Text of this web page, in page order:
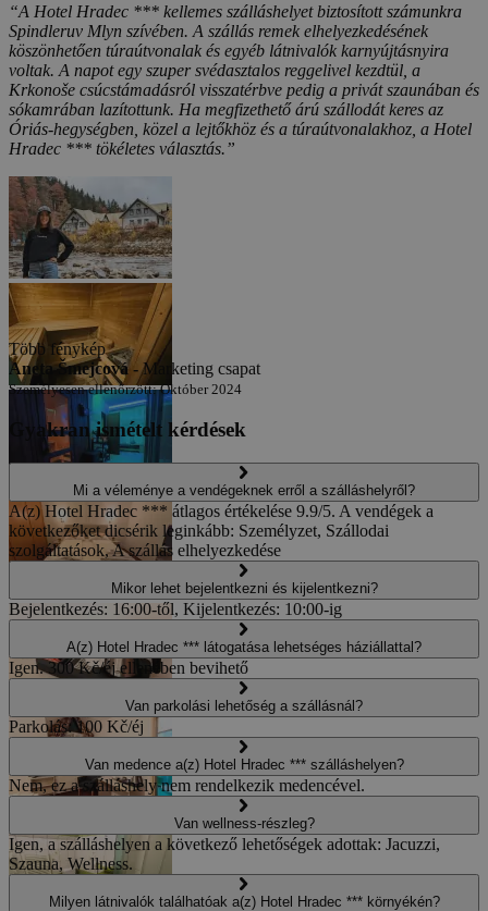
“A Hotel Hradec *** kellemes szálláshelyet biztosított számunkra
Spindleruv Mlyn szívében. A szállás remek elhelyezkedésének
köszönhetően túraútvonalak és egyéb látnivalók karnyújtásnyira
voltak. A napot egy szuper svédasztalos reggelivel kezdtül, a
Krkonoše csúcstámadásról visszatérbve pedig a privát szaunában és
sókamrában lazítottunk. Ha megfizethető árú szállodát keres az
Óriás-hegységben, közel a lejtőkhöz és a túraútvonalakhoz, a Hotel
Hradec *** tökéletes választás.”
Több fénykép
Aneta Šmejcová -Marketing csapat
Személyesen ellenőrzött: Október 2024
Gyakran ismételt kérdések
Mi a véleménye a vendégeknek erről a szálláshelyről?
A(z) Hotel Hradec *** átlagos értékelése 9.9/5. A vendégek a
következőket dicsérik leginkább: Személyzet, Szállodai
szolgáltatások, A szállás elhelyezkedése
Mikor lehet bejelentkezni és kijelentkezni?
Bejelentkezés: 16:00-től, Kijelentkezés: 10:00-ig
A(z) Hotel Hradec *** látogatása lehetséges háziállattal?
Igen. 300 Kč/éj ellenében bevihető
Van parkolási lehetőség a szállásnál?
Parkolás: 100 Kč/éj
Van medence a(z) Hotel Hradec *** szálláshelyen?
Nem, ez a szálláshely nem rendelkezik medencével.
Van wellness-részleg?
Igen, a szálláshelyen a következő lehetőségek adottak: Jacuzzi,
Szauna, Wellness.
Milyen látnivalók találhatóak a(z) Hotel Hradec *** környékén?